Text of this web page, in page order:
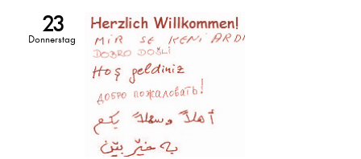
23
Donnerstag